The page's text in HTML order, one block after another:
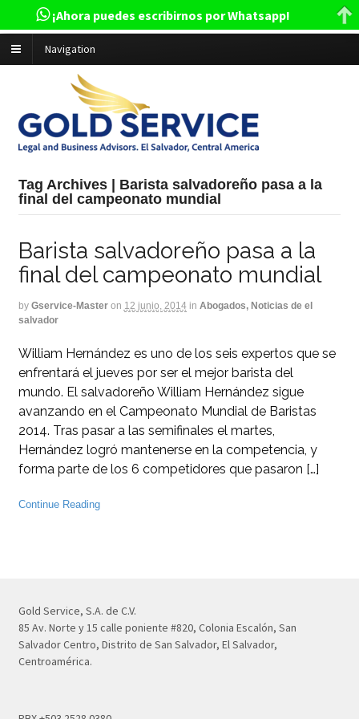
Navigation
Tag Archives | Barista salvadoreño pasa a la
final del campeonato mundial
Barista salvadoreño pasa a la
final del campeonato mundial
by Gservice-Master on 12 junio, 2014 in Abogados, Noticias de el
salvador
William Hernández es uno de los seis expertos que se
enfrentará el jueves por ser el mejor barista del
mundo. El salvadoreño William Hernández sigue
avanzando en el Campeonato Mundial de Baristas
2014. Tras pasar a las semifinales el martes,
Hernández logró mantenerse en la competencia, y
forma parte de los 6 competidores que pasaron […]
Continue Reading
Gold Service, S.A. de C.V.
85 Av. Norte y 15 calle poniente #820, Colonia Escalón, San
Salvador Centro, Distrito de San Salvador, El Salvador,
Centroamérica.
¡Ahora puedes escribirnos por Whatsapp!